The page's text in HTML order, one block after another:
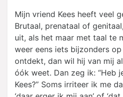
Mijn vriend Kees heeft veel
Brutaal, prenataal of
uit, als het maar met taal te
weer eens iets bijzonders
ontdekt, dan wil hij van mij
óók weet. Dan zeg ik: “Heb
Kees?” Soms irriteer ik me